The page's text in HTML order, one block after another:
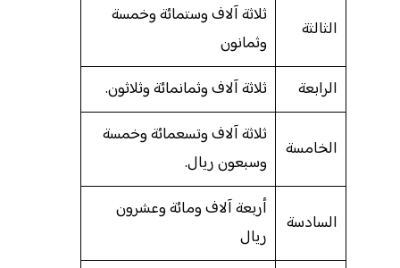
الثالثة
ثلاثة آلاف وستمائة وخمسة
وثمانون
الرابعة
ثلاثة آلاف وثمانمائة وثلاثون.
الخامسة
ثلاثة آلاف وتسعمائة وخمسة
وسبعون ريال.
السادسة
أربعة آلاف ومائة وعشرون
ريال